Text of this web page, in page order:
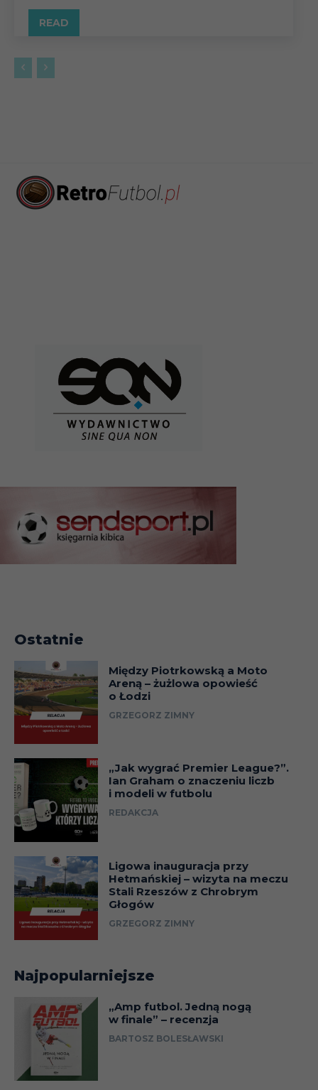
READ
Ostatnie
Między Piotrkowską a Moto
Areną – żużlowa opowieść
o Łodzi
GRZEGORZ ZIMNY
„Jak wygrać Premier League?”.
Ian Graham o znaczeniu liczb
i modeli w futbolu
REDAKCJA
Ligowa inauguracja przy
Hetmańskiej – wizyta na meczu
Stali Rzeszów z Chrobrym
Głogów
GRZEGORZ ZIMNY
Najpopularniejsze
„Amp futbol. Jedną nogą
w finale” – recenzja
BARTOSZ BOLESŁAWSKI